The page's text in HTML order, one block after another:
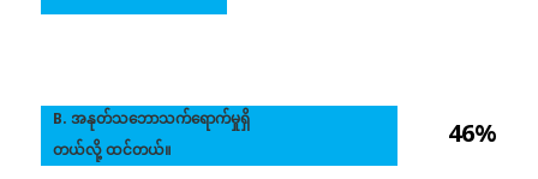
46%
B. အနုတ်သဘောသက်ရောက်မှုရှိ
တယ်လို့ ထင်တယ်။